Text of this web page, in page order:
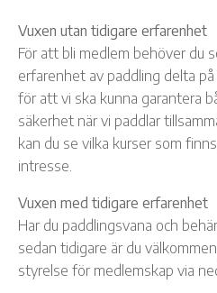
Vuxen utan tidigare erfarenhet
För att bli medlem behöver du
erfarenhet av paddling delta
för att vi ska kunna garantera
säkerhet när vi paddlar
kan du se vilka kurser som
intresse.
Vuxen med tidigare erfarenhet
Har du paddlingsvana och
sedan tidigare är du
styrelse för medlemskap via